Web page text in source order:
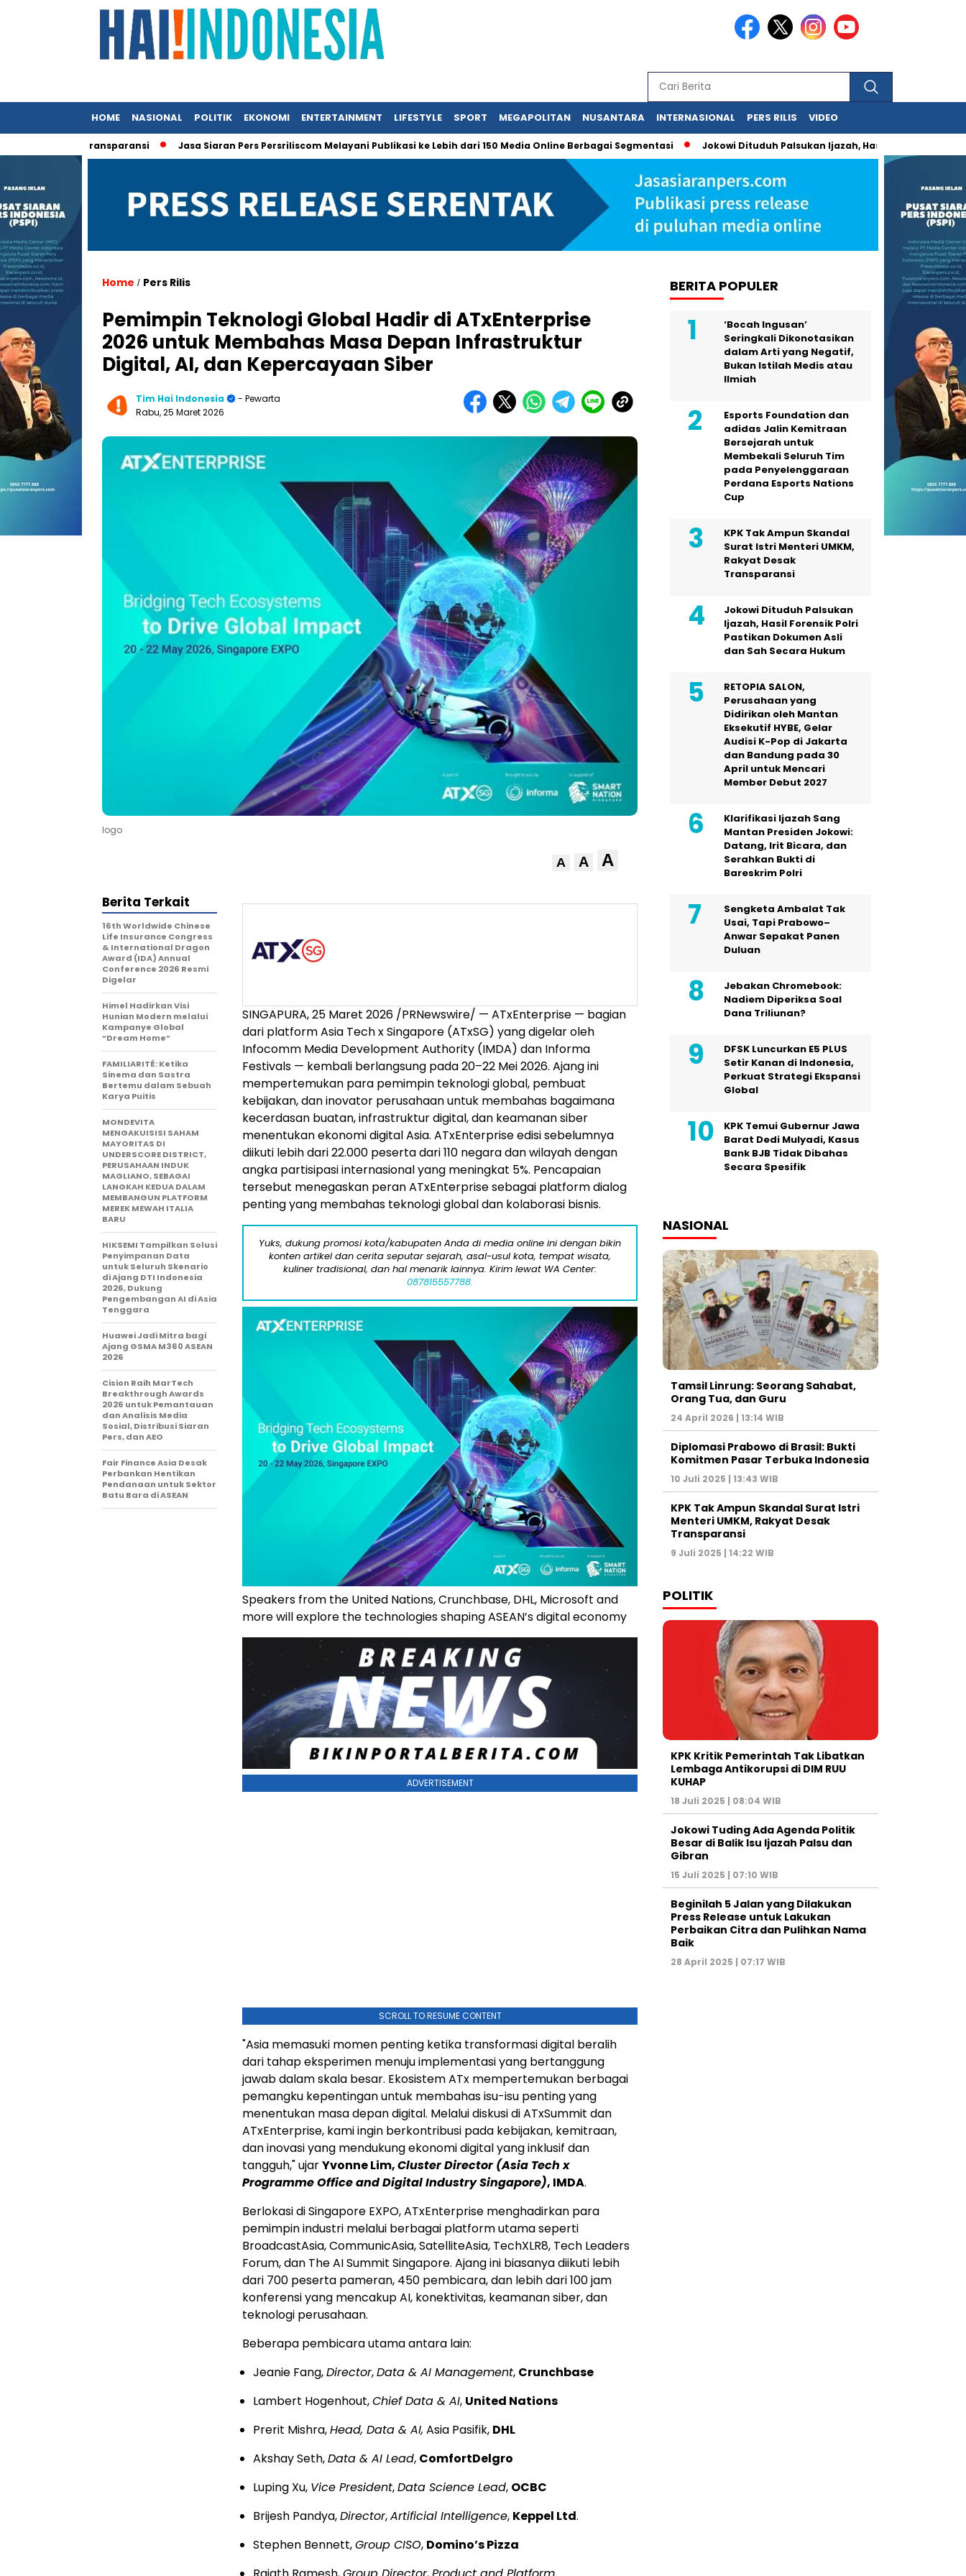
HOME NASIONAL POLITIK EKONOMI ENTERTAINMENT LIFESTYLE SPORT MEGAPOLITAN NUSANTARA INTERNASIONAL PERS RILIS VIDEO
Desak Transparansi Jasa Siaran Pers Persriliscom Melayani Publikasi ke Lebih dari 150 Media Online Berbagai Segmentasi Jokowi Dituduh Palsukan Ijazah, Hasil Forensik Polri Pastikan
Home / Pers Rilis
Pemimpin Teknologi Global Hadir di ATxEnterprise
2026 untuk Membahas Masa Depan Infrastruktur
Digital, AI, dan Kepercayaan Siber
Tim Hai Indonesia
- Pewarta
Rabu, 25 Maret 2026
logo
A A A
SINGAPURA, 25 Maret 2026 /PRNewswire/ — ATxEnterprise — bagian
dari platform Asia Tech x Singapore (ATxSG) yang digelar oleh
Infocomm Media Development Authority (IMDA) dan Informa
Festivals — kembali berlangsung pada 20–22 Mei 2026. Ajang ini
mempertemukan para pemimpin teknologi global, pembuat
kebijakan, dan inovator perusahaan untuk membahas bagaimana
kecerdasan buatan, infrastruktur digital, dan keamanan siber
menentukan ekonomi digital Asia. ATxEnterprise edisi sebelumnya
diikuti lebih dari 22.000 peserta dari 110 negara dan wilayah dengan
angka partisipasi internasional yang meningkat 5%. Pencapaian
tersebut menegaskan peran ATxEnterprise sebagai platform dialog
penting yang membahas teknologi global dan kolaborasi bisnis.
Yuks, dukung promosi kota/kabupaten Anda di media online ini dengan bikin
konten artikel dan cerita seputar sejarah, asal-usul kota, tempat wisata,
kuliner tradisional, dan hal menarik lainnya. Kirim lewat WA Center:
087815557788.
Speakers from the United Nations, Crunchbase, DHL, Microsoft and
more will explore the technologies shaping ASEAN’s digital economy
ADVERTISEMENT
SCROLL TO RESUME CONTENT
"Asia memasuki momen penting ketika transformasi digital beralih
dari tahap eksperimen menuju implementasi yang bertanggung
jawab dalam skala besar. Ekosistem ATx mempertemukan berbagai
pemangku kepentingan untuk membahas isu-isu penting yang
menentukan masa depan digital. Melalui diskusi di ATxSummit dan
ATxEnterprise, kami ingin berkontribusi pada kebijakan, kemitraan,
dan inovasi yang mendukung ekonomi digital yang inklusif dan
tangguh," ujarYvonne Lim,Cluster Director (Asia Tech x
Programme Office and Digital Industry Singapore), IMDA.
Berlokasi di Singapore EXPO, ATxEnterprise menghadirkan para
pemimpin industri melalui berbagai platform utama seperti
BroadcastAsia, CommunicAsia, SatelliteAsia, TechXLR8, Tech Leaders
Forum, dan The AI Summit Singapore. Ajang ini biasanya diikuti lebih
dari 700 peserta pameran, 450 pembicara, dan lebih dari 100 jam
konferensi yang mencakup AI, konektivitas, keamanan siber, dan
teknologi perusahaan.
Beberapa pembicara utama antara lain:
Jeanie Fang,Director,Data & AI Management, Crunchbase
Lambert Hogenhout,Chief Data & AI, United Nations
Prerit Mishra,Head, Data & AI, Asia Pasifik, DHL
Akshay Seth,Data & AI Lead, ComfortDelgro
Luping Xu, Vice President,Data Science Lead, OCBC
Brijesh Pandya,Director,Artificial Intelligence, Keppel Ltd.
Stephen Bennett,Group CISO, Domino’s Pizza
Berita Terkait
16th Worldwide Chinese
Life Insurance Congress
& International Dragon
Award (IDA) Annual
Conference 2026 Resmi
Digelar
Himel Hadirkan Visi
Hunian Modern melalui
Kampanye Global
“Dream Home”
FAMILIARITÉ: Ketika
Sinema dan Sastra
Bertemu dalam Sebuah
Karya Puitis
MONDEVITA
MENGAKUISISI SAHAM
MAYORITAS DI
UNDERSCORE DISTRICT,
PERUSAHAAN INDUK
MAGLIANO, SEBAGAI
LANGKAH KEDUA DALAM
MEMBANGUN PLATFORM
MEREK MEWAH ITALIA
BARU
HIKSEMI Tampilkan Solusi
Penyimpanan Data
untuk Seluruh Skenario
di Ajang DTI Indonesia
2026, Dukung
Pengembangan AI di Asia
Tenggara
Huawei Jadi Mitra bagi
Ajang GSMA M360 ASEAN
2026
Cision Raih MarTech
Breakthrough Awards
2026 untuk Pemantauan
dan Analisis Media
Sosial, Distribusi Siaran
Pers, dan AEO
Fair Finance Asia Desak
Perbankan Hentikan
Pendanaan untuk Sektor
Batu Bara di ASEAN
BERITA POPULER
‘Bocah Ingusan’
Seringkali Dikonotasikan
dalam Arti yang Negatif,
Bukan Istilah Medis atau
Ilmiah
Esports Foundation dan
adidas Jalin Kemitraan
Bersejarah untuk
Membekali Seluruh Tim
pada Penyelenggaraan
Perdana Esports Nations
Cup
KPK Tak Ampun Skandal
Surat Istri Menteri UMKM,
Rakyat Desak
Transparansi
Jokowi Dituduh Palsukan
Ijazah, Hasil Forensik Polri
Pastikan Dokumen Asli
dan Sah Secara Hukum
RETOPIA SALON,
Perusahaan yang
Didirikan oleh Mantan
Eksekutif HYBE, Gelar
Audisi K-Pop di Jakarta
dan Bandung pada 30
April untuk Mencari
Member Debut 2027
Klarifikasi Ijazah Sang
Mantan Presiden Jokowi:
Datang, Irit Bicara, dan
Serahkan Bukti di
Bareskrim Polri
Sengketa Ambalat Tak
Usai, Tapi Prabowo–
Anwar Sepakat Panen
Duluan
Jebakan Chromebook:
Nadiem Diperiksa Soal
Dana Triliunan?
DFSK Luncurkan E5 PLUS
Setir Kanan di Indonesia,
Perkuat Strategi Ekspansi
Global
KPK Temui Gubernur Jawa
Barat Dedi Mulyadi, Kasus
Bank BJB Tidak Dibahas
Secara Spesifik
NASIONAL
Tamsil Linrung: Seorang Sahabat,
Orang Tua, dan Guru
24 April 2026 | 13:14 WIB
Diplomasi Prabowo di Brasil: Bukti
Komitmen Pasar Terbuka Indonesia
10 Juli 2025 | 13:43 WIB
KPK Tak Ampun Skandal Surat Istri
Menteri UMKM, Rakyat Desak
Transparansi
9 Juli 2025 | 14:22 WIB
POLITIK
KPK Kritik Pemerintah Tak Libatkan
Lembaga Antikorupsi di DIM RUU
KUHAP
18 Juli 2025 | 08:04 WIB
Jokowi Tuding Ada Agenda Politik
Besar di Balik Isu Ijazah Palsu dan
Gibran
15 Juli 2025 | 07:10 WIB
Beginilah 5 Jalan yang Dilakukan
Press Release untuk Lakukan
Perbaikan Citra dan Pulihkan Nama
Baik
28 April 2025 | 07:17 WIB